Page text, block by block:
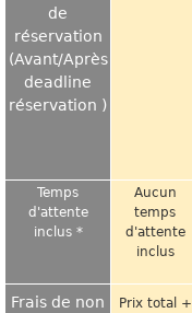
de
réservation
(Avant/Après
deadline
réservation )
Temps
d'attente
inclus *
Aucun
temps
d'attente
inclus
Frais de non
Prix total +